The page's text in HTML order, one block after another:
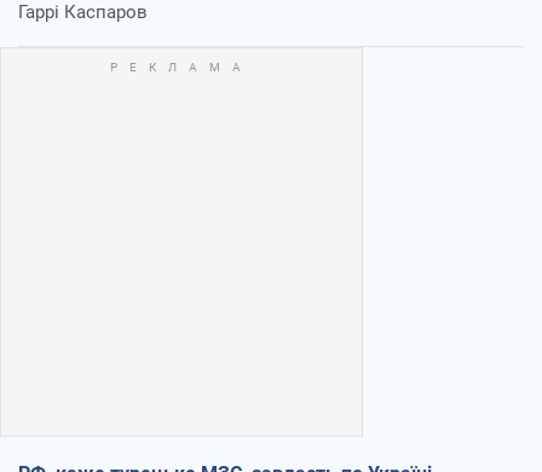
Гаррі Каспаров